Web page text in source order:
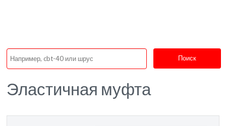
Поиск
Эластичная муфта